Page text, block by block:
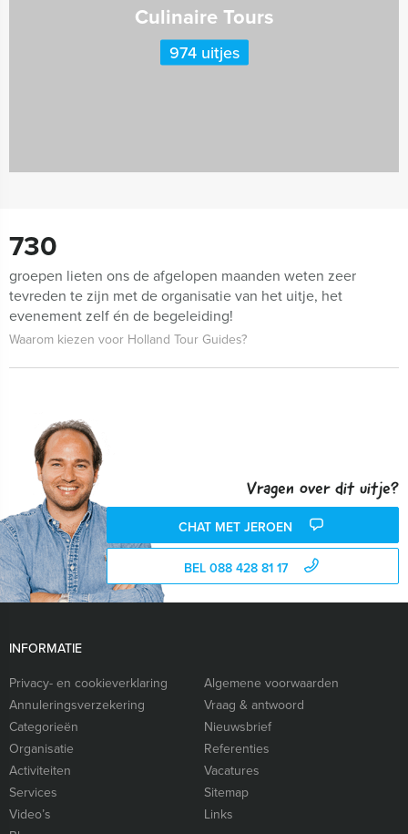
Culinaire Tours
974 uitjes
730
groepen lieten ons de afgelopen maanden weten zeer
tevreden te zijn met de organisatie van het uitje, het
evenement zelf én de begeleiding!
Waarom kiezen voor Holland Tour Guides?
Vragen over dit uitje?
CHAT MET JEROEN
BEL 088 428 81 17
INFORMATIE
Privacy- en cookieverklaring
Algemene voorwaarden
Annuleringsverzekering
Vraag & antwoord
Categorieën
Nieuwsbrief
Organisatie
Referenties
Activiteiten
Vacatures
Services
Sitemap
Video’s
Links